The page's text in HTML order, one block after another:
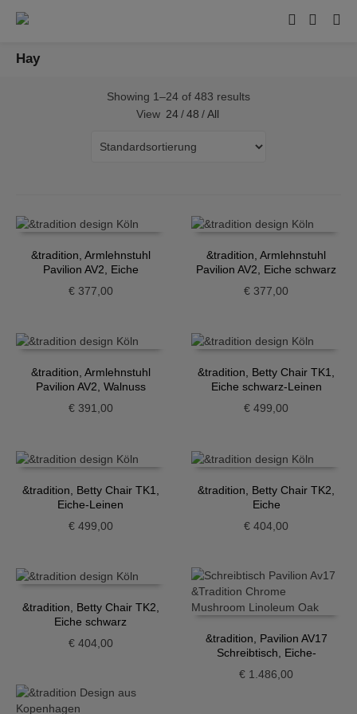
Hay
Showing 1–24 of 483 results
View 24 / 48 / All
&tradition, Armlehnstuhl
Pavilion AV2, Eiche
€377,00
&tradition, Armlehnstuhl
Pavilion AV2, Eiche schwarz
€ 377,00
&tradition, Armlehnstuhl
Pavilion AV2, Walnuss
€391,00
&tradition, Betty Chair TK1,
Eiche schwarz-Leinen
€ 499,00
&tradition, Betty Chair TK1,
Eiche-Leinen
€499,00
&tradition, Betty Chair TK2,
Eiche
€ 404,00
&tradition, Betty Chair TK2,
Eiche schwarz
€404,00
&tradition, Pavilion AV17
Schreibtisch, Eiche-
€ 1.486,00